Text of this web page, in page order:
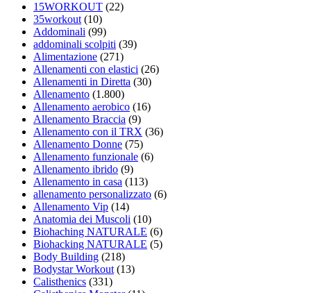
15WORKOUT (22)
35workout(10)
Addominali (99)
addominali scolpiti (39)
Alimentazione (271)
Allenamenti con elastici (26)
Allenamenti in Diretta (30)
Allenamento (1.800)
Allenamento aerobico (16)
Allenamento Braccia (9)
Allenamento con il TRX (36)
Allenamento Donne (75)
Allenamento funzionale (6)
Allenamento ibrido (9)
Allenamento in casa (113)
allenamento personalizzato (6)
Allenamento Vip (14)
Anatomia dei Muscoli (10)
Biohaching NATURALE (6)
Biohacking NATURALE (5)
Body Building (218)
Bodystar Workout(13)
Calisthenics (331)